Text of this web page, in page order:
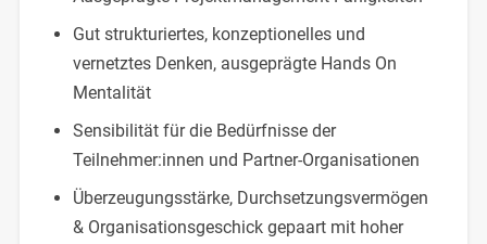
Gut strukturiertes, konzeptionelles und
vernetztes Denken, ausgeprägte Hands On
Mentalität
Sensibilität für die Bedürfnisse der
Teilnehmer:innen und Partner-Organisationen
Überzeugungsstärke, Durchsetzungsvermögen
& Organisationsgeschick gepaart mit hoher